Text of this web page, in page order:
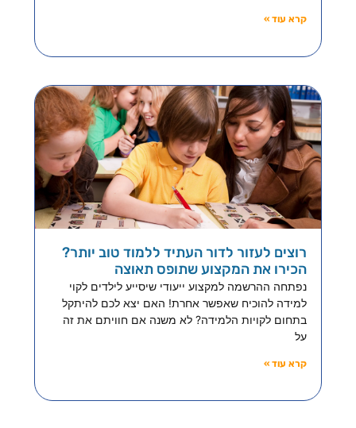
קרא עוד »
רוצים לעזור לדור העתיד ללמוד טוב יותר?
הכירו את המקצוע שתופס תאוצה
נפתחה ההרשמה למקצוע ייעודי שיסייע לילדים לקוי
למידה להוכיח שאפשר אחרת! האם יצא לכם להיתקל
בתחום לקויות הלמידה? לא משנה אם חוויתם את זה
על
קרא עוד »